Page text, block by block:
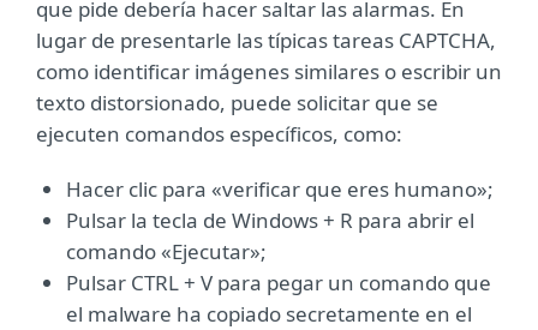
que pide debería hacer saltar las alarmas. En
lugar de presentarle las típicas tareas CAPTCHA,
como identificar imágenes similares o escribir un
texto distorsionado, puede solicitar que se
ejecuten comandos específicos, como:
Hacer clic para «verificar que eres humano»;
Pulsar la tecla de Windows + R para abrir el
comando «Ejecutar»;
Pulsar CTRL + V para pegar un comando que
el malware ha copiado secretamente en el